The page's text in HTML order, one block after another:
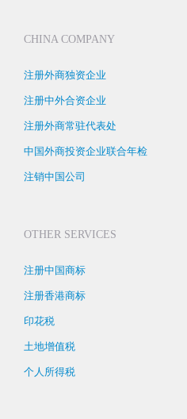
CHINA COMPANY
注册外商独资企业
注册中外合资企业
注册外商常驻代表处
中国外商投资企业联合年检
注销中国公司
OTHER SERVICES
注册中国商标
注册香港商标
印花税
土地增值税
个人所得税